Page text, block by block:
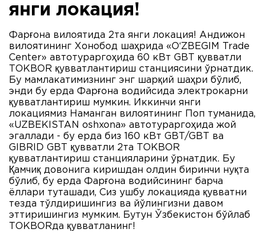
янги локация!
Фарғона вилоятида 2та янги локация! Андижон
вилоятининг Хонобод шаҳрида «O‘ZBEGIM Trade
Center» автотураргоҳида 60 кВт GBT қувватли
ТОКBOR қувватлантириш станциясини ўрнатдик.
Бу мамлакатимизнинг энг шарқий шаҳри бўлиб,
энди бу ерда Фарғона водийсида электрокарни
қувватлантириш мумкин. Иккинчи янги
локациямиз Наманган вилоятининг Поп туманида,
«UZBEKISTAN oshxona» автотураргоҳида жой
эгаллади - бу ерда биз 160 кВт GBT/GBT ва
GIBRID GBT қувватли 2та ТОКBOR
қувватлантириш станцияларини ўрнатдик. Бу
Қамчиқ довонига киришдан олдин биринчи нуқта
бўлиб, бу ерда Фарғона водийсининг барча
ёллари туташади, Сиз ушбу локацияда қувватни
тезда тўлдиришингиз ва йўлингизни давом
эттиришингиз мумким. Бутун Ўзбекистон бўйлаб
ТОКBORда қувватланинг!